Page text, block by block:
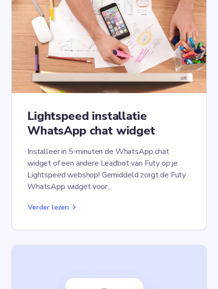
Lightspeed installatie
WhatsApp chat widget
Installeer in 5-minuten de WhatsApp chat
widget of een andere Leadbot van Futy op je
Lightspeed webshop! Gemiddeld zorgt de Futy
WhatsApp widget voor...
Verder lezen